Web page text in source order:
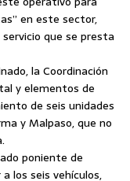
en este sector,
que se presta
la Coordinación
y elementos de
de seis unidades
y Malpaso, que no
poniente de
los seis vehículos,